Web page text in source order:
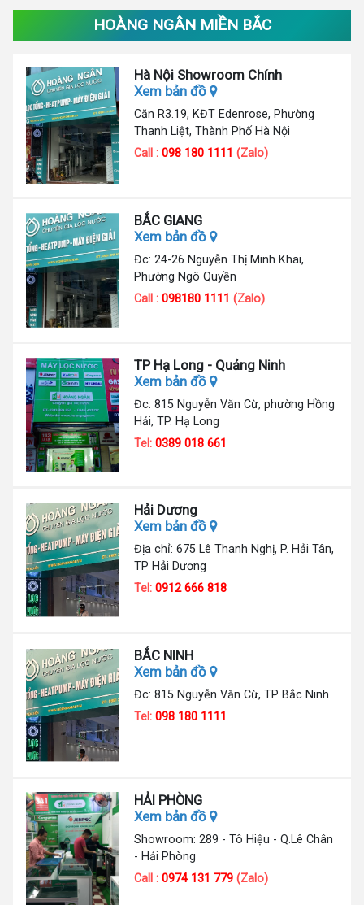
HOÀNG NGÂN MIỀN BẮC
Hà Nội Showroom Chính
Xem bản đồ
Căn R3.19, KĐT Edenrose, Phường
Thanh Liệt, Thành Phố Hà Nội
Call :098 180 1111 (Zalo)
BẮC GIANG
Xem bản đồ
Đc: 24-26 Nguyễn Thị Minh Khai,
Phường Ngô Quyền
Call :098180 1111 (Zalo)
TP Hạ Long - Quảng Ninh
Xem bản đồ
Đc: 815 Nguyễn Văn Cừ, phường Hồng
Hải, TP. Hạ Long
Tel:0389 018 661
Hải Dương
Xem bản đồ
Địa chỉ: 675 Lê Thanh Nghị, P. Hải Tân,
TP Hải Dương
Tel:0912 666 818
BẮC NINH
Xem bản đồ
Đc: 815 Nguyễn Văn Cừ, TP Bắc Ninh
Tel:098 180 1111
HẢI PHÒNG
Xem bản đồ
Showroom: 289 - Tô Hiệu - Q.Lê Chân
- Hải Phòng
Call :0974 131 779 (Zalo)